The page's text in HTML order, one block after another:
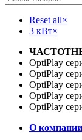
Reset all×
3 кВт×
OptiPlay
OptiPlay
OptiPlay
OptiPlay
OptiPlay
О компании